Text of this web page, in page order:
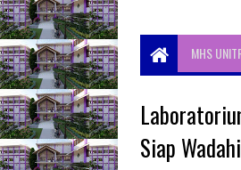
Unit Aktivitas
Papyrus Unitri
MHS
Siap